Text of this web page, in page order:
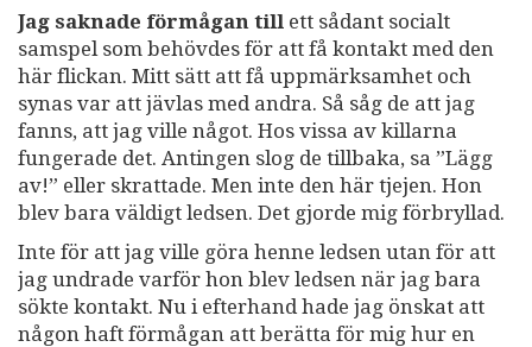
Jag saknade förmågan till ett sådant socialt
samspel som behövdes för att få kontakt med den
här flickan. Mitt sätt att få uppmärksamhet och
synas var att jävlas med andra. Så såg de att jag
fanns, att jag ville något. Hos vissa av killarna
fungerade det. Antingen slog de tillbaka, sa ”Lägg
av!” eller skrattade. Men inte den här tjejen. Hon
blev bara väldigt ledsen. Det gjorde mig förbryllad.
Inte för att jag ville göra henne ledsen utan för att
jag undrade varför hon blev ledsen när jag bara
sökte kontakt. Nu i efterhand hade jag önskat att
någon haft förmågan att berätta för mig hur en